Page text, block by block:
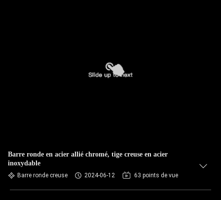
Barre ronde en acier allié chromé, tige creuse en acier
inoxydable
Barre ronde creuse 2024-06-12 63 points de vue